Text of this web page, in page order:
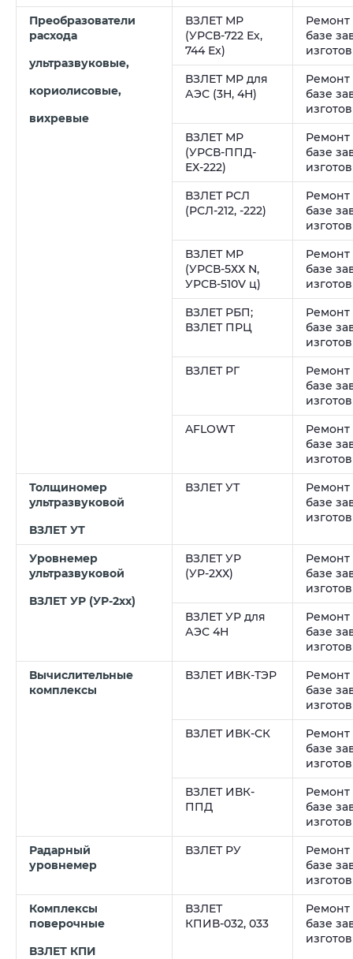
Преобразователи
расхода
ультразвуковые,
кориолисовые,
вихревые
ВЗЛЕТ МР
(УРСВ-722 Ех,
744 Ех)
Ремонт
базе
ВЗЛЕТ МР для
АЭС (3Н, 4Н)
Ремонт
базе
ВЗЛЕТ МР
(УРСВ-ППД-
ЕХ-222)
Ремонт
базе
ВЗЛЕТ РСЛ
(РСЛ-212, -222)
Ремонт
базе
ВЗЛЕТ МР
(УРСВ-5ХХ N,
УРСВ-510V ц)
Ремонт
базе
ВЗЛЕТ РБП;
ВЗЛЕТ ПРЦ
Ремонт
базе
ВЗЛЕТ РГ
Ремонт
базе
AFLOWT
Ремонт
базе
Толщиномер
ультразвуковой
ВЗЛЕТ УТ
ВЗЛЕТ УТ
Ремонт
базе
Уровнемер
ультразвуковой
ВЗЛЕТ УР (УР-2хх)
ВЗЛЕТ УР
(УР-2ХХ)
Ремонт
базе
ВЗЛЕТ УР для
АЭС 4Н
Ремонт
базе
Вычислительные
комплексы
ВЗЛЕТ ИВК-ТЭР
Ремонт
базе
ВЗЛЕТ ИВК-СК
Ремонт
базе
ВЗЛЕТ ИВК-
ППД
Ремонт
базе
Радарный
уровнемер
ВЗЛЕТ РУ
Ремонт
базе
Комплексы
поверочные
ВЗЛЕТ КПИ
ВЗЛЕТ
КПИВ-032, 033
Ремонт
базе